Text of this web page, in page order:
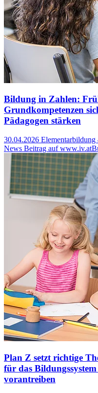
Bildung in Zahlen:
Grundkompetenzen
Pädagogen stärken
30.04.2026 Elementarbildung
News Beitrag auf www.iv.at
Plan Z setzt richtige
für das
vorantreiben